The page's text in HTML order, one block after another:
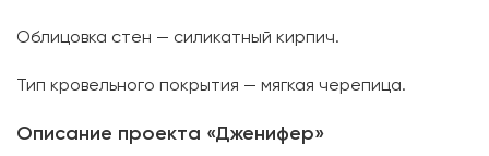
Облицовка стен — силикатный кирпич.
Тип кровельного покрытия — мягкая черепица.
Описание проекта «Дженифер»